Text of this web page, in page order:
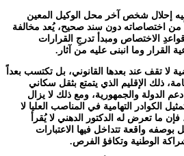
إحلال شخص آخر محل الوكيل المعين
من اختصاصاته دون سند صحيح، يُعد مخالفة
الاختصاص ومبدأ تدرجِ القرارات
القرار وما انبنى عليه من آثار.
لا تقف عند بعدها القانوني، بل تكتسب بعداً
ذلك الإقليم الذي يتمتع بثقل سكاني
الدولة والجمهورية، ومع ذلك لا يزال
الكوادر التهامية في المناصب العليا لا
ما تعرض له الدكتور الدهني لا يُقرأ
بوصفه واقعة تتداخل فيها الاعتبارات
الوطنية وتكافؤ الفرص.